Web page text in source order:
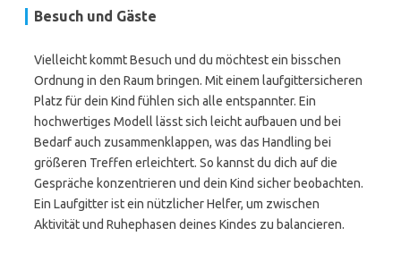
Besuch und Gäste
Vielleicht kommt Besuch und du möchtest ein bisschen
Ordnung in den Raum bringen. Mit einem laufgittersicheren
Platz für dein Kind fühlen sich alle entspannter. Ein
hochwertiges Modell lässt sich leicht aufbauen und bei
Bedarf auch zusammenklappen, was das Handling bei
größeren Treffen erleichtert. So kannst du dich auf die
Gespräche konzentrieren und dein Kind sicher beobachten.
Ein Laufgitter ist ein nützlicher Helfer, um zwischen
Aktivität und Ruhephasen deines Kindes zu balancieren.